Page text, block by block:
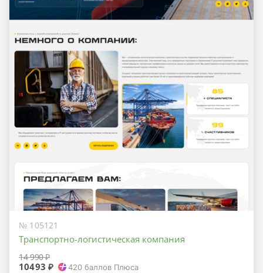
№ 105121
Транспортно-логистическая компания
14 990 ₽
10493 ₽ 420 баллов Плюса